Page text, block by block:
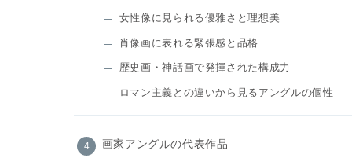
女性像に見られる優雅さと理想美
肖像画に表れる緊張感と品格
歴史画・神話画で発揮された構成力
ロマン主義との違いから見るアングルの個性
画家アングルの代表作品